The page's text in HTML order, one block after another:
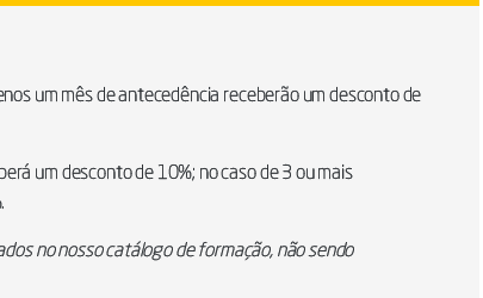
um mês de antecedência receberão um desconto de
um desconto de 10%; no caso de 3 ou mais
no nosso catálogo de formação, não sendo